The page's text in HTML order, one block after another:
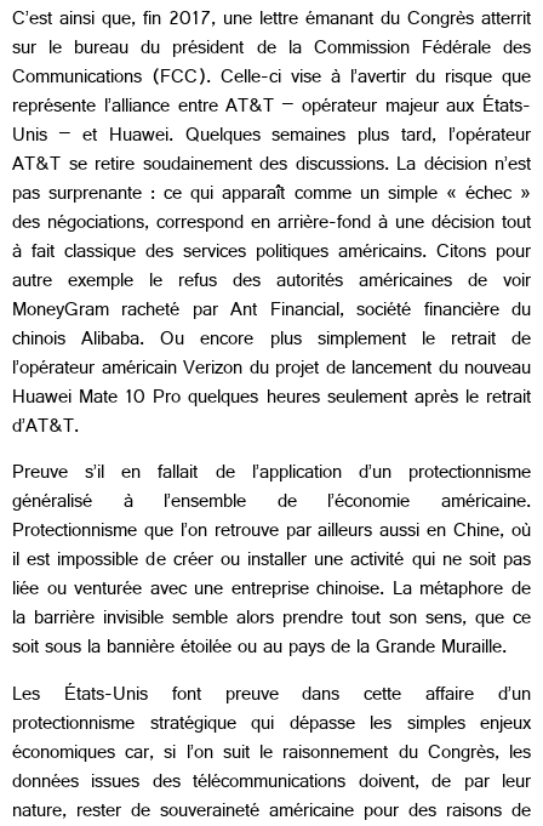
C’est ainsi que, fin 2017, une lettre émanant du Congrès atterrit
sur le bureau du président de la Commission Fédérale des
Communications (FCC). Celle-ci vise à l’avertir du risque que
représente l’alliance entre AT&T – opérateur majeur aux États-
Unis – et Huawei. Quelques semaines plus tard, l’opérateur
AT&T se retire soudainement des discussions. La décision n’est
pas surprenante : ce qui apparaît comme un simple « échec »
des négociations, correspond en arrière-fond à une décision tout
à fait classique des services politiques américains. Citons pour
autre exemple le refus des autorités américaines de voir
MoneyGram racheté par Ant Financial, société financière du
chinois Alibaba. Ou encore plus simplement le retrait de
l’opérateur américain Verizon du projet de lancement du nouveau
Huawei Mate 10 Pro quelques heures seulement après le retrait
d’AT&T.
Preuve s’il en fallait de l’application d’un protectionnisme
généralisé à l’ensemble de l’économie américaine.
Protectionnisme que l’on retrouve par ailleurs aussi en Chine, où
il est impossible de créer ou installer une activité qui ne soit pas
liée ou venturée avec une entreprise chinoise. La métaphore de
la barrière invisible semble alors prendre tout son sens, que ce
soit sous la bannière étoilée ou au pays de la Grande Muraille.
Les États-Unis font preuve dans cette affaire d’un
protectionnisme stratégique qui dépasse les simples enjeux
économiques car, si l’on suit le raisonnement du Congrès, les
données issues des télécommunications doivent, de par leur
nature, rester de souveraineté américaine pour des raisons de